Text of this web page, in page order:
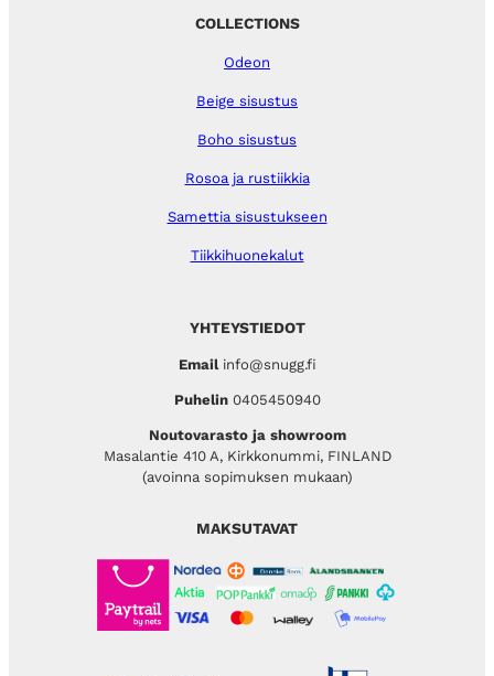
YHTEYSTIEDOT
Emailinfo@snugg.fi
Puhelin 0405450940
Noutovarasto ja showroom
Masalantie 410 A, Kirkkonummi, FINLAND
(avoinna sopimuksen mukaan)
COLLECTIONS
Odeon
Beige sisustus
Boho sisustus
Rosoa ja rustiikkia
Samettia sisustukseen
Tiikkihuonekalut
MAKSUTAVAT